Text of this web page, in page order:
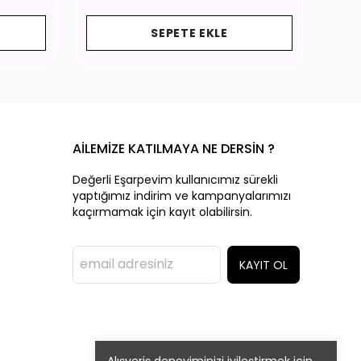
SEPETE EKLE
AİLEMİZE KATILMAYA NE DERSİN ?
Değerli Eşarpevim kullanıcımız sürekli
yaptığımız indirim ve kampanyalarımızı
kaçırmamak için kayıt olabilirsin.
KAYIT OL